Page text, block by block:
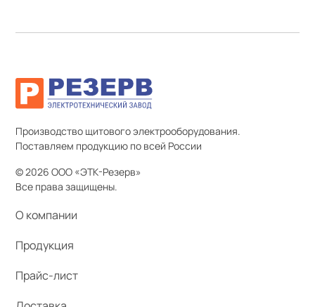
Производство щитового электрооборудования.
Поставляем продукцию по всей России
© 2026 ООО «ЭТК-Резерв»
Все права защищены.
О компании
Продукция
Прайс-лист